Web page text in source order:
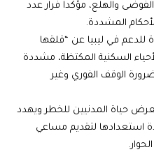
والهلع، مؤكدا فرار عدد
المشددة.
للدعم في ليبيا عن “قلقها
السكنية المكتظة، مشددة
الوقف الفوري وغير
حياة المدنيين للخطر ويهدد
استعدادها لتقديم مساعي